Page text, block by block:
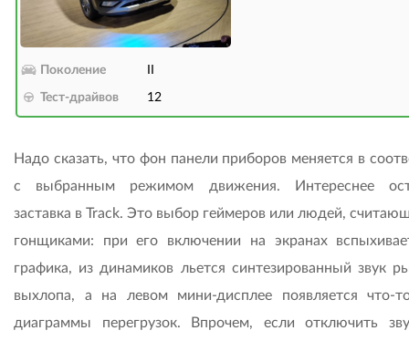
Поколение
Тест-драйвов 12
Надо сказать, что фон панели приборов меняется в
с выбранным режимом движения. Интереснее
заставка в Track. Это выбор геймеров или людей,
гонщиками: при его включении на экранах
графика, из динамиков льется синтезированный звук
выхлопа, а на левом мини-дисплее появляется что-
диаграммы перегрузок. Впрочем, если отключить